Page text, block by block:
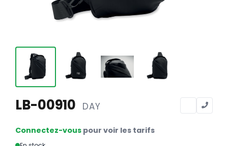
Calendriers
Calendriers bancaires
Tête de lettre
Enveloppes
Sous-mains
Chemises
LB-00910 DAY
Connectez-vous pour voir les tarifs